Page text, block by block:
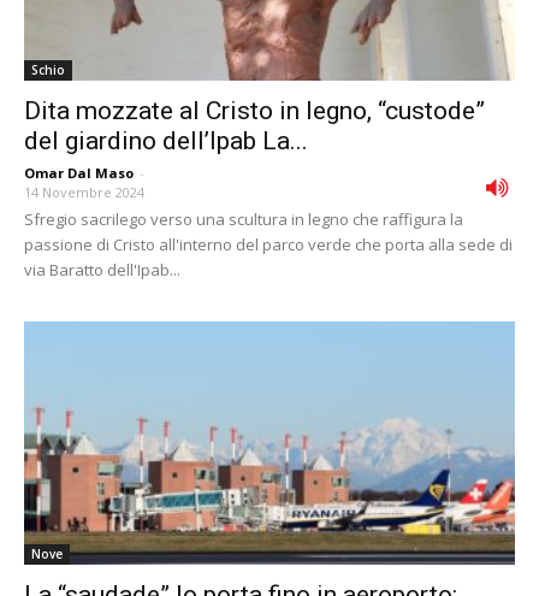
Schio
Dita mozzate al Cristo in legno, “custode”
del giardino dell’Ipab La...
Omar Dal Maso -
14 Novembre 2024
Sfregio sacrilego verso una scultura in legno che raffigura la
passione di Cristo all'interno del parco verde che porta alla sede di
via Baratto dell'Ipab...
Nove